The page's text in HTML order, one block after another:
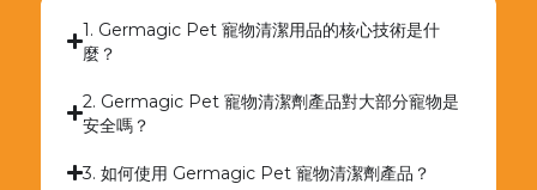
1. Germagic Pet 寵物清潔用品的核心技術是什
麼？
2. Germagic Pet 寵物清潔劑產品對大部分寵物是
安全嗎？
3. 如何使用 Germagic Pet 寵物清潔劑產品？